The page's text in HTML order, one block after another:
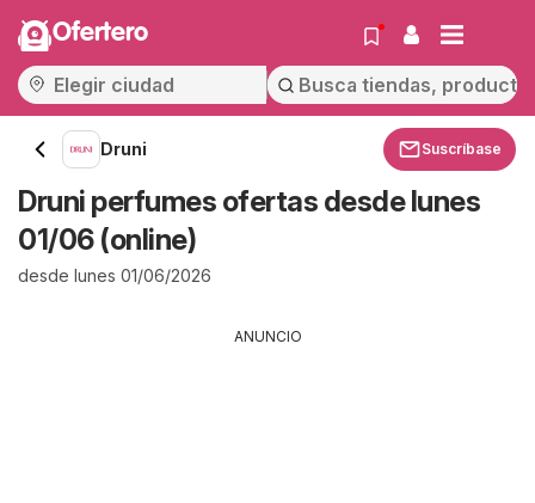
Ofertero
Druni Suscríbase
Druni perfumes ofertas desde lunes
01/06 (online)
desde lunes 01/06/2026
ANUNCIO